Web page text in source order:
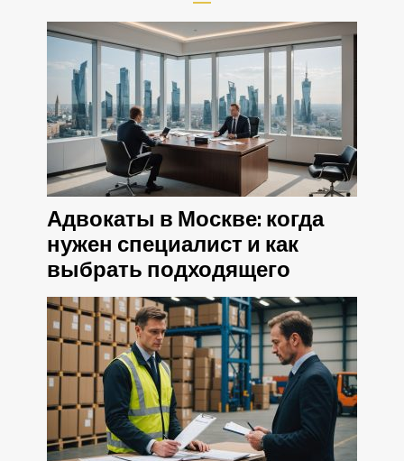
Адвокаты в Москве: когда
нужен специалист и как
выбрать подходящего